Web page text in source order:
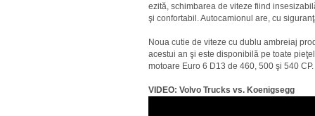
ezită, schimbarea de viteze fiind
şi confortabil. Autocamionul are, cu
Noua cutie de viteze cu dublu ambreiaj
acestui an şi este disponibilă pe toate
motoare Euro 6 D13 de 460, 500 şi 540 CP.
VIDEO: Volvo Trucks vs. Koenigsegg